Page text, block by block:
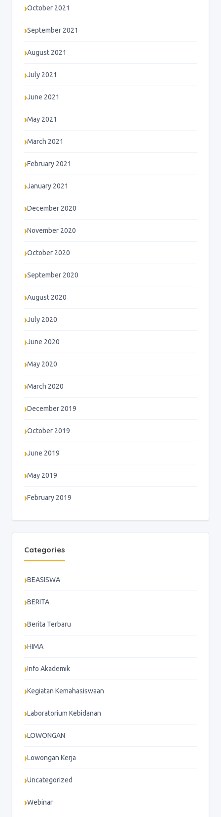
October 2021
September 2021
August 2021
July 2021
June 2021
May 2021
March 2021
February 2021
January 2021
December 2020
November 2020
October 2020
September 2020
August 2020
July 2020
June 2020
May 2020
March 2020
December 2019
October 2019
June 2019
May 2019
February 2019
Categories
BEASISWA
BERITA
Berita Terbaru
HIMA
Info Akademik
Kegiatan Kemahasiswaan
Laboratorium Kebidanan
LOWONGAN
Lowongan Kerja
Uncategorized
Webinar